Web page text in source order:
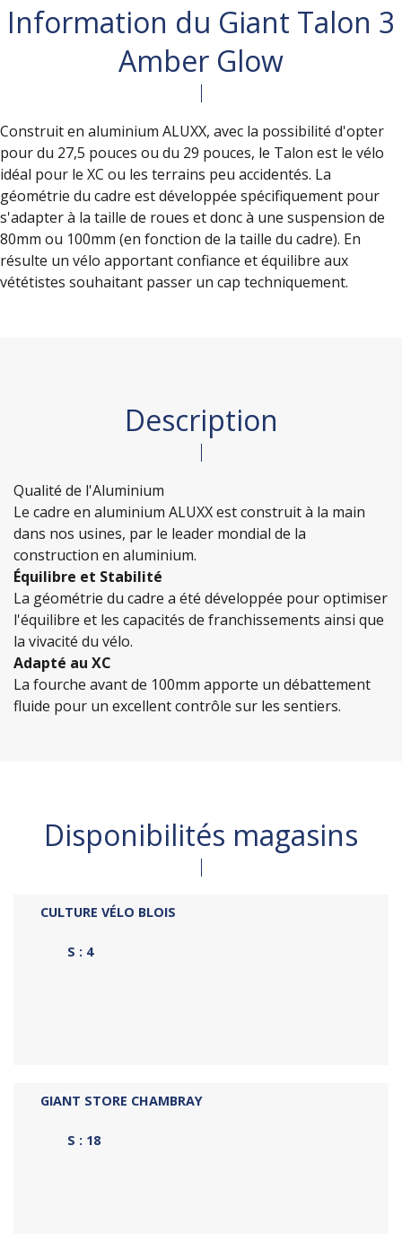
Information du Giant Talon 3
Amber Glow
Construit en aluminium ALUXX, avec la possibilité d'opter
pour du 27,5 pouces ou du 29 pouces, le Talon est le vélo
idéal pour le XC ou les terrains peu accidentés. La
géométrie du cadre est développée spécifiquement pour
s'adapter à la taille de roues et donc à une suspension de
80mm ou 100mm (en fonction de la taille du cadre). En
résulte un vélo apportant confiance et équilibre aux
vététistes souhaitant passer un cap techniquement.
Description
Qualité de l'Aluminium
Le cadre en aluminium ALUXX est construit à la main
dans nos usines, par le leader mondial de la
construction en aluminium.
Équilibre et Stabilité
La géométrie du cadre a été développée pour optimiser
l'équilibre et les capacités de franchissements ainsi que
la vivacité du vélo.
Adapté au XC
La fourche avant de 100mm apporte un débattement
fluide pour un excellent contrôle sur les sentiers.
Disponibilités magasins
CULTURE VÉLO BLOIS
S : 4
GIANT STORE CHAMBRAY
S : 18